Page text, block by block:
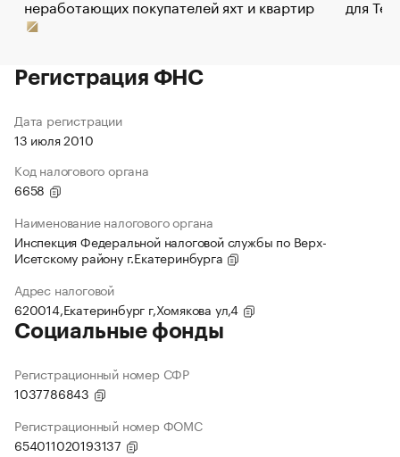
неработающих покупателей яхт и квартир
для
Регистрация ФНС
Дата регистрации
13 июля 2010
Код налогового органа
6658
Наименование налогового органа
Инспекция Федеральной налоговой службы по Верх-
Исетскому району г.Екатеринбурга
Адрес налоговой
620014,Екатеринбург г,Хомякова ул,4
Социальные фонды
Регистрационный номер СФР
1037786843
Регистрационный номер ФОМС
654011020193137